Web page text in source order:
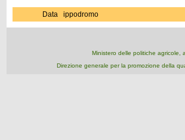
Data ippodromo
Ministero delle politiche agricole,
Direzione generale per la promozione della